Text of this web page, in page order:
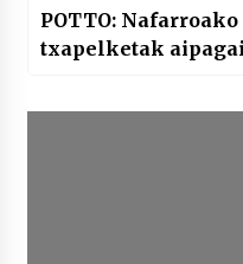
POTTO:
txapelketak aipagai